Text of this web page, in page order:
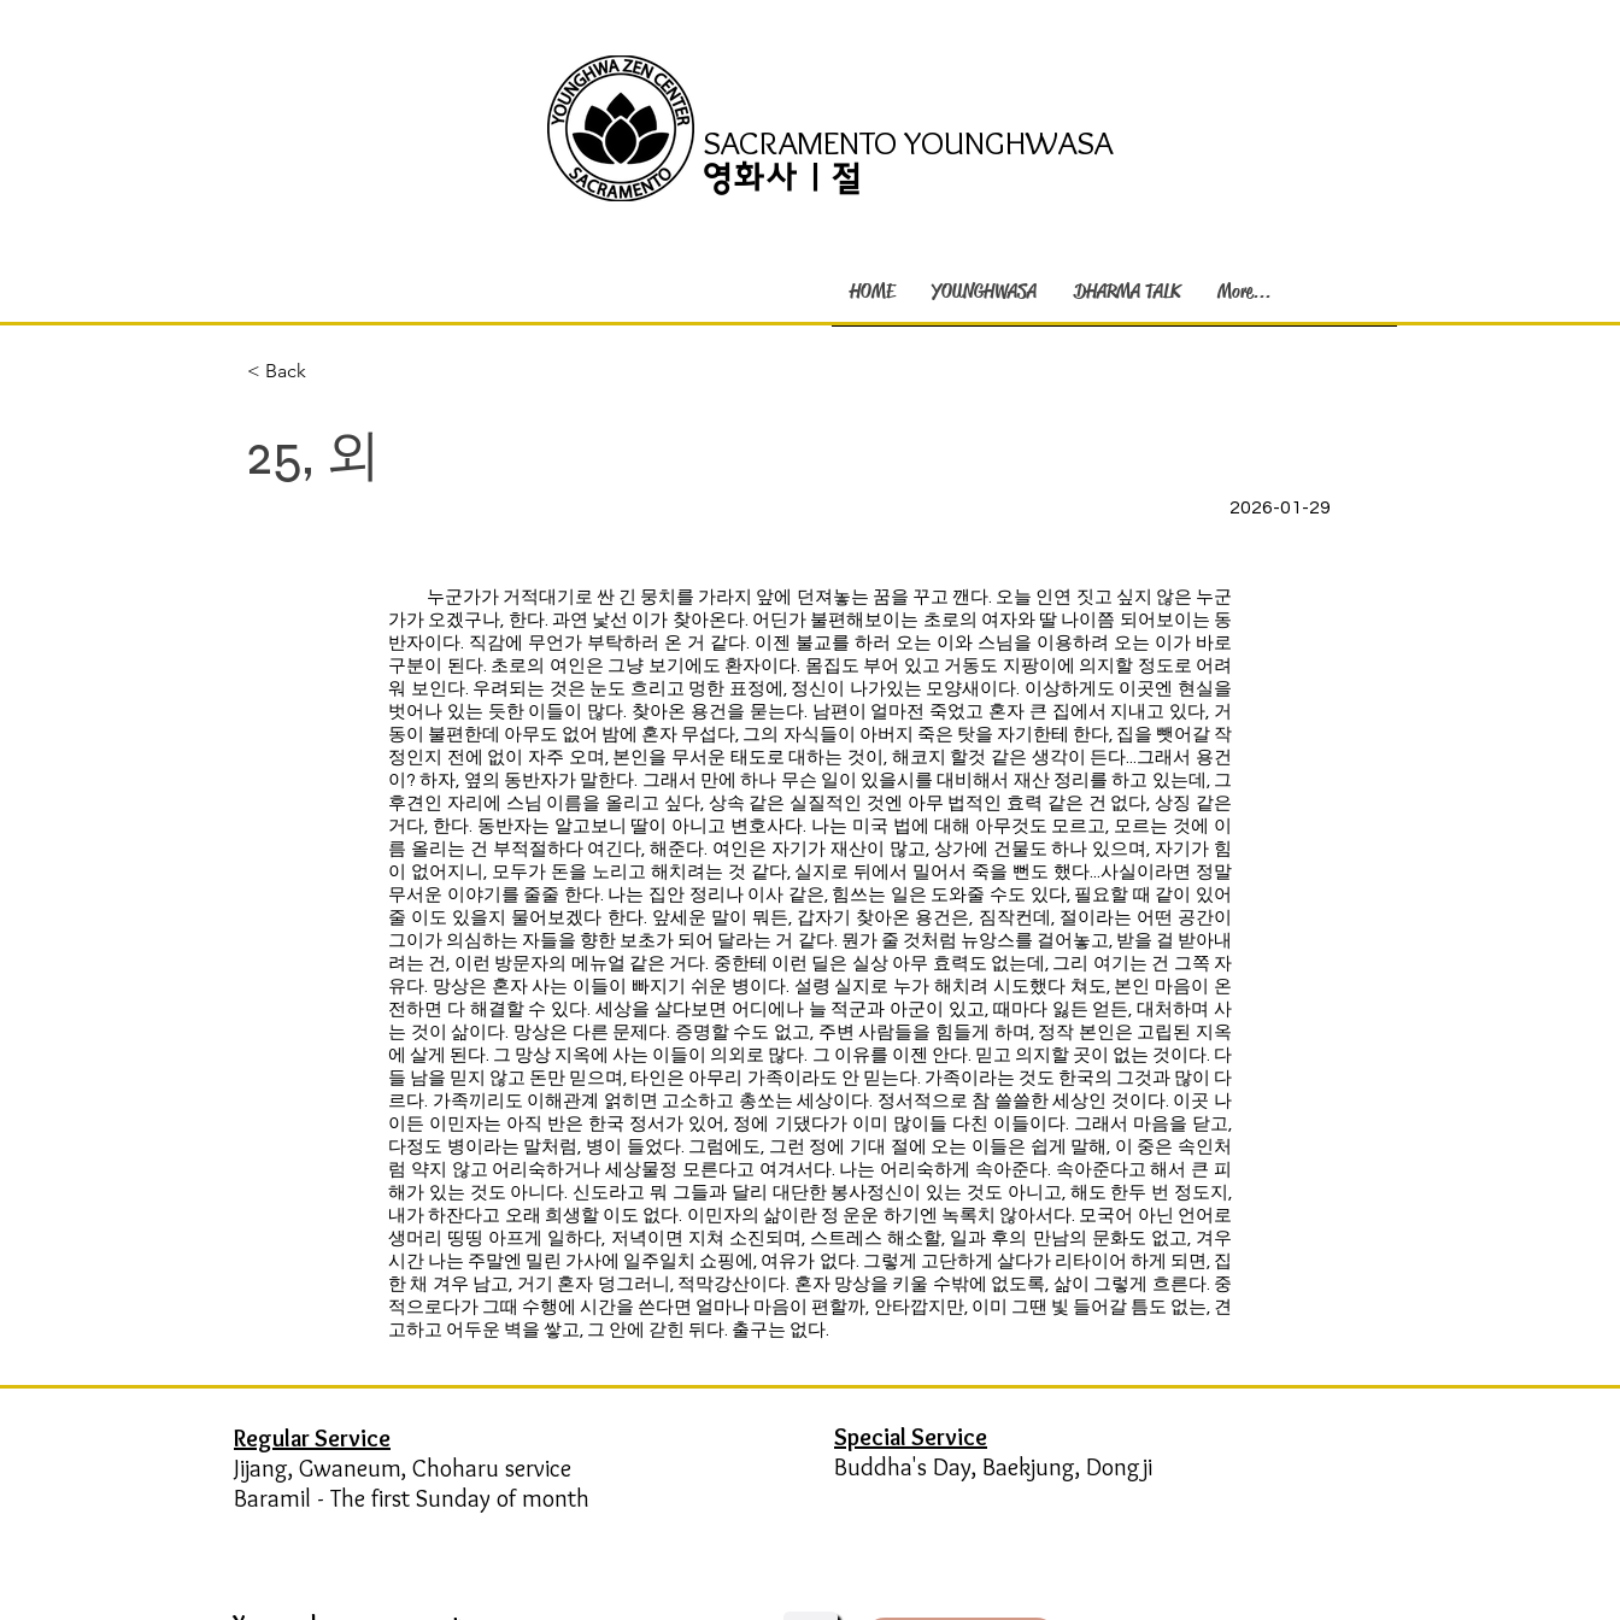
SACRAMENTO YOUNGHWASA
영화사 | 절
HOME YOUNGHWASA DHARMA TALK More...
< Back
25, 외
2026-01-29
누군가가 거적대기로 싼 긴 뭉치를 가라지 앞에 던져놓는 꿈을 꾸고 깬다. 오늘 인연 짓고 싶지 않은 누군
가가 오겠구나, 한다. 과연 낯선 이가 찾아온다. 어딘가 불편해보이는 초로의 여자와 딸 나이쯤 되어보이는 동
반자이다. 직감에 무언가 부탁하러 온 거 같다. 이젠 불교를 하러 오는 이와 스님을 이용하려 오는 이가 바로
구분이 된다. 초로의 여인은 그냥 보기에도 환자이다. 몸집도 부어 있고 거동도 지팡이에 의지할 정도로 어려
워 보인다. 우려되는 것은 눈도 흐리고 멍한 표정에, 정신이 나가있는 모양새이다. 이상하게도 이곳엔 현실을
벗어나 있는 듯한 이들이 많다. 찾아온 용건을 묻는다. 남편이 얼마전 죽었고 혼자 큰 집에서 지내고 있다, 거
동이 불편한데 아무도 없어 밤에 혼자 무섭다, 그의 자식들이 아버지 죽은 탓을 자기한테 한다, 집을 뺏어갈 작
정인지 전에 없이 자주 오며, 본인을 무서운 태도로 대하는 것이, 해코지 할것 같은 생각이 든다...그래서 용건
이? 하자, 옆의 동반자가 말한다. 그래서 만에 하나 무슨 일이 있을시를 대비해서 재산 정리를 하고 있는데, 그
후견인 자리에 스님 이름을 올리고 싶다, 상속 같은 실질적인 것엔 아무 법적인 효력 같은 건 없다, 상징 같은
거다, 한다. 동반자는 알고보니 딸이 아니고 변호사다. 나는 미국 법에 대해 아무것도 모르고, 모르는 것에 이
름 올리는 건 부적절하다 여긴다, 해준다. 여인은 자기가 재산이 많고, 상가에 건물도 하나 있으며, 자기가 힘
이 없어지니, 모두가 돈을 노리고 해치려는 것 같다, 실지로 뒤에서 밀어서 죽을 뻔도 했다...사실이라면 정말
무서운 이야기를 줄줄 한다. 나는 집안 정리나 이사 같은, 힘쓰는 일은 도와줄 수도 있다, 필요할 때 같이 있어
줄 이도 있을지 물어보겠다 한다. 앞세운 말이 뭐든, 갑자기 찾아온 용건은, 짐작컨데, 절이라는 어떤 공간이
그이가 의심하는 자들을 향한 보초가 되어 달라는 거 같다. 뭔가 줄 것처럼 뉴앙스를 걸어놓고, 받을 걸 받아내
려는 건, 이런 방문자의 메뉴얼 같은 거다. 중한테 이런 딜은 실상 아무 효력도 없는데, 그리 여기는 건 그쪽 자
유다. 망상은 혼자 사는 이들이 빠지기 쉬운 병이다. 설령 실지로 누가 해치려 시도했다 쳐도, 본인 마음이 온
전하면 다 해결할 수 있다. 세상을 살다보면 어디에나 늘 적군과 아군이 있고, 때마다 잃든 얻든, 대처하며 사
는 것이 삶이다. 망상은 다른 문제다. 증명할 수도 없고, 주변 사람들을 힘들게 하며, 정작 본인은 고립된 지옥
에 살게 된다. 그 망상 지옥에 사는 이들이 의외로 많다. 그 이유를 이젠 안다. 믿고 의지할 곳이 없는 것이다. 다
들 남을 믿지 않고 돈만 믿으며, 타인은 아무리 가족이라도 안 믿는다. 가족이라는 것도 한국의 그것과 많이 다
르다. 가족끼리도 이해관계 얽히면 고소하고 총쏘는 세상이다. 정서적으로 참 쓸쓸한 세상인 것이다. 이곳 나
이든 이민자는 아직 반은 한국 정서가 있어, 정에 기댔다가 이미 많이들 다친 이들이다. 그래서 마음을 닫고,
다정도 병이라는 말처럼, 병이 들었다. 그럼에도, 그런 정에 기대 절에 오는 이들은 쉽게 말해, 이 중은 속인처
럼 약지 않고 어리숙하거나 세상물정 모른다고 여겨서다. 나는 어리숙하게 속아준다. 속아준다고 해서 큰 피
해가 있는 것도 아니다. 신도라고 뭐 그들과 달리 대단한 봉사정신이 있는 것도 아니고, 해도 한두 번 정도지,
내가 하잔다고 오래 희생할 이도 없다. 이민자의 삶이란 정 운운 하기엔 녹록치 않아서다. 모국어 아닌 언어로
생머리 띵띵 아프게 일하다, 저녁이면 지쳐 소진되며, 스트레스 해소할, 일과 후의 만남의 문화도 없고, 겨우
시간 나는 주말엔 밀린 가사에 일주일치 쇼핑에, 여유가 없다. 그렇게 고단하게 살다가 리타이어 하게 되면, 집
한 채 겨우 남고, 거기 혼자 덩그러니, 적막강산이다. 혼자 망상을 키울 수밖에 없도록, 삶이 그렇게 흐른다. 중
적으로다가 그때 수행에 시간을 쓴다면 얼마나 마음이 편할까, 안타깝지만, 이미 그땐 빛 들어갈 틈도 없는, 견
고하고 어두운 벽을 쌓고, 그 안에 갇힌 뒤다. 출구는 없다.
Regular Service
Jijang, Gwaneum, Choharu service
Baramil - The first Sunday of month
Special Service
Buddha's Day, Baekjung, Dongji